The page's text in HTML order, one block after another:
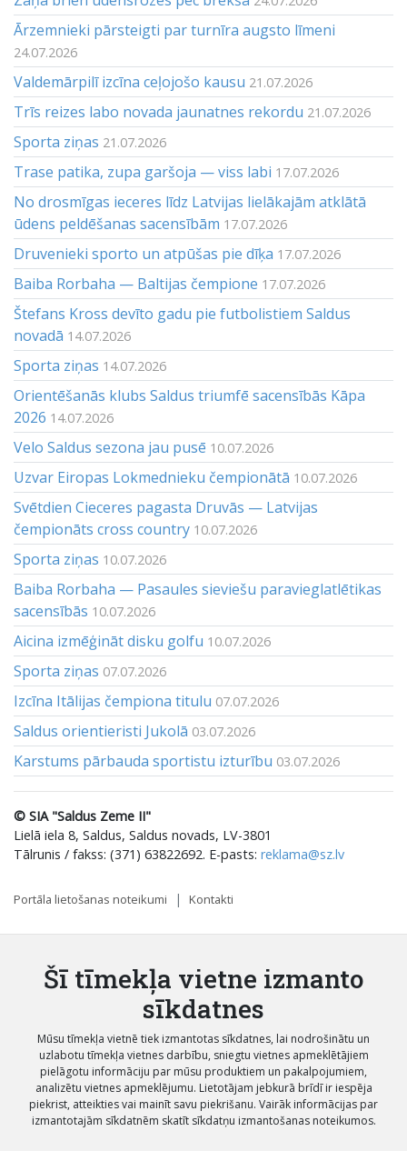
Ārzemnieki pārsteigti par turnīra augsto līmeni
24.07.2026
Valdemārpilī izcīna ceļojošo kausu 21.07.2026
Trīs reizes labo novada jaunatnes rekordu 21.07.2026
Sporta ziņas 21.07.2026
Trase patika, zupa garšoja — viss labi 17.07.2026
No drosmīgas ieceres līdz Latvijas lielākajām atklātā
ūdens peldēšanas sacensībām 17.07.2026
Druvenieki sporto un atpūšas pie dīķa 17.07.2026
Baiba Rorbaha — Baltijas čempione 17.07.2026
Štefans Kross devīto gadu pie futbolistiem Saldus
novadā 14.07.2026
Sporta ziņas 14.07.2026
Orientēšanās klubs Saldus triumfē sacensībās Kāpa
2026 14.07.2026
Velo Saldus sezona jau pusē 10.07.2026
Uzvar Eiropas Lokmednieku čempionātā 10.07.2026
Svētdien Cieceres pagasta Druvās — Latvijas
čempionāts cross country 10.07.2026
Sporta ziņas 10.07.2026
Baiba Rorbaha — Pasaules sieviešu paravieglatlētikas
sacensībās 10.07.2026
Aicina izmēģināt disku golfu 10.07.2026
Sporta ziņas 07.07.2026
Izcīna Itālijas čempiona titulu 07.07.2026
Saldus orientieristi Jukolā 03.07.2026
Karstums pārbauda sportistu izturību 03.07.2026
© SIA "Saldus Zeme II"
Lielā iela 8, Saldus, Saldus novads, LV-3801
Tālrunis / fakss: (371) 63822692. E-pasts: reklama@sz.lv
Portāla lietošanas noteikumi Kontakti
Šī tīmekļa vietne izmanto
sīkdatnes
Mūsu tīmekļa vietnē tiek izmantotas sīkdatnes, lai nodrošinātu un
uzlabotu tīmekļa vietnes darbību, sniegtu vietnes apmeklētājiem
pielāgotu informāciju par mūsu produktiem un pakalpojumiem,
analizētu vietnes apmeklējumu. Lietotājam jebkurā brīdī ir iespēja
piekrist, atteikties vai mainīt savu piekrišanu. Vairāk informācijas par
izmantotajām sīkdatnēm skatīt sīkdatņu izmantošanas noteikumos.